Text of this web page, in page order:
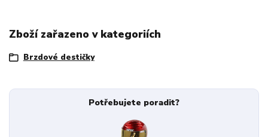
Zboží zařazeno v kategoriích
Brzdové destičky
Potřebujete poradit?